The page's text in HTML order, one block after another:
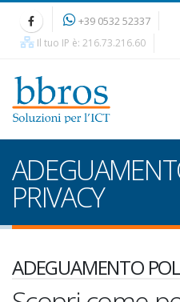
+39 0532 52337
Il tuo IP è: 216.73.216.60
PRIVACY
ADEGUAMENTO